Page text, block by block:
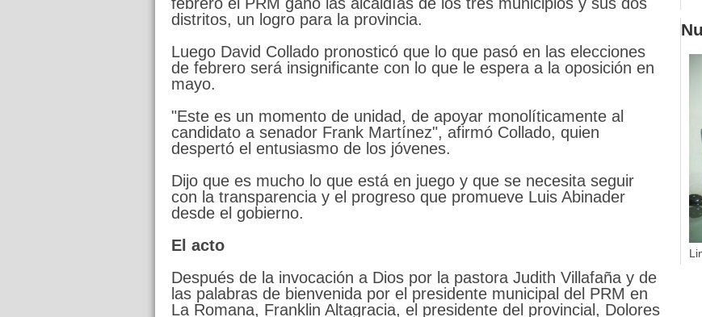
distritos, un logro para la provincia.
Luego David Collado pronosticó que lo que pasó en las elecciones
de febrero será insignificante con lo que le espera a la oposición en
mayo.
"Este es un momento de unidad, de apoyar monolíticamente al
candidato a senador Frank Martínez", afirmó Collado, quien
despertó el entusiasmo de los jóvenes.
Dijo que es mucho lo que está en juego y que se necesita seguir
con la transparencia y el progreso que promueve Luis Abinader
desde el gobierno.
El acto
Después de la invocación a Dios por la pastora Judith Villafaña y de
las palabras de bienvenida por el presidente municipal del PRM en
La Romana, Franklin Altagracia, el presidente del provincial, Dolores